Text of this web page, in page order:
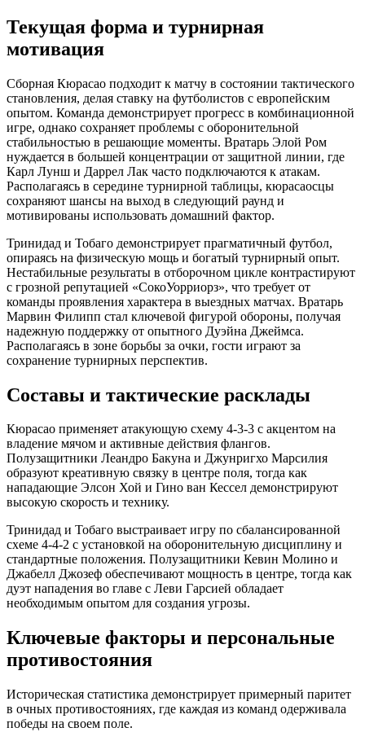
Текущая форма и турнирная
мотивация
Сборная Кюрасао подходит к матчу в состоянии тактического
становления, делая ставку на футболистов с европейским
опытом. Команда демонстрирует прогресс в комбинационной
игре, однако сохраняет проблемы с оборонительной
стабильностью в решающие моменты. Вратарь Элой Ром
нуждается в большей концентрации от защитной линии, где
Карл Лунш и Даррел Лак часто подключаются к атакам.
Располагаясь в середине турнирной таблицы, кюрасаосцы
сохраняют шансы на выход в следующий раунд и
мотивированы использовать домашний фактор.
Тринидад и Тобаго демонстрирует прагматичный футбол,
опираясь на физическую мощь и богатый турнирный опыт.
Нестабильные результаты в отборочном цикле контрастируют
с грозной репутацией «СокоУорриорз», что требует от
команды проявления характера в выездных матчах. Вратарь
Марвин Филипп стал ключевой фигурой обороны, получая
надежную поддержку от опытного Дуэйна Джеймса.
Располагаясь в зоне борьбы за очки, гости играют за
сохранение турнирных перспектив.
Составы и тактические расклады
Кюрасао применяет атакующую схему 4-3-3 с акцентом на
владение мячом и активные действия флангов.
Полузащитники Леандро Бакуна и Джунригхо Марсилия
образуют креативную связку в центре поля, тогда как
нападающие Элсон Хой и Гино ван Кессел демонстрируют
высокую скорость и технику.
Тринидад и Тобаго выстраивает игру по сбалансированной
схеме 4-4-2 с установкой на оборонительную дисциплину и
стандартные положения. Полузащитники Кевин Молино и
Джабелл Джозеф обеспечивают мощность в центре, тогда как
дуэт нападения во главе с Леви Гарсией обладает
необходимым опытом для создания угрозы.
Ключевые факторы и персональные
противостояния
Историческая статистика демонстрирует примерный паритет
в очных противостояниях, где каждая из команд одерживала
победы на своем поле.